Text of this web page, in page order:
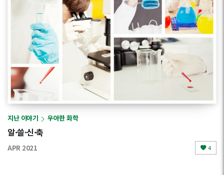
지난 이야기 우아한 화학
알·쓸·신·축
APR 2021 4